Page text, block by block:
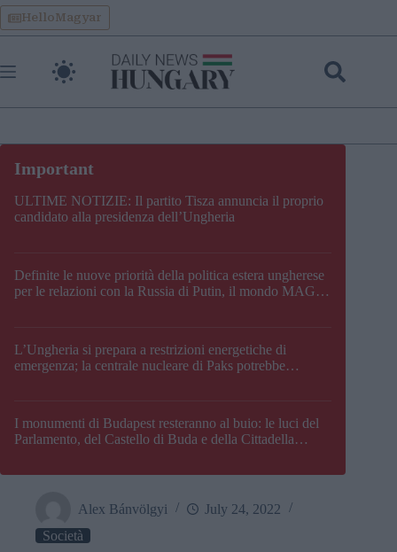
Skip
to
content
HelloMagyar
ULTIME NOTIZIE: Il partito Tisza annuncia il proprio
candidato alla presidenza dell’Ungheria
Definite le nuove priorità della politica estera ungherese
per le relazioni con la Russia di Putin, il mondo MAGA,
L’Ungheria si prepara a restrizioni energetiche di
emergenza; la centrale nucleare di Paks potrebbe
I monumenti di Budapest resteranno al buio: le luci del
Parlamento, del Castello di Buda e della Cittadella
Alex Bánvölgyi
July 24, 2022
Società